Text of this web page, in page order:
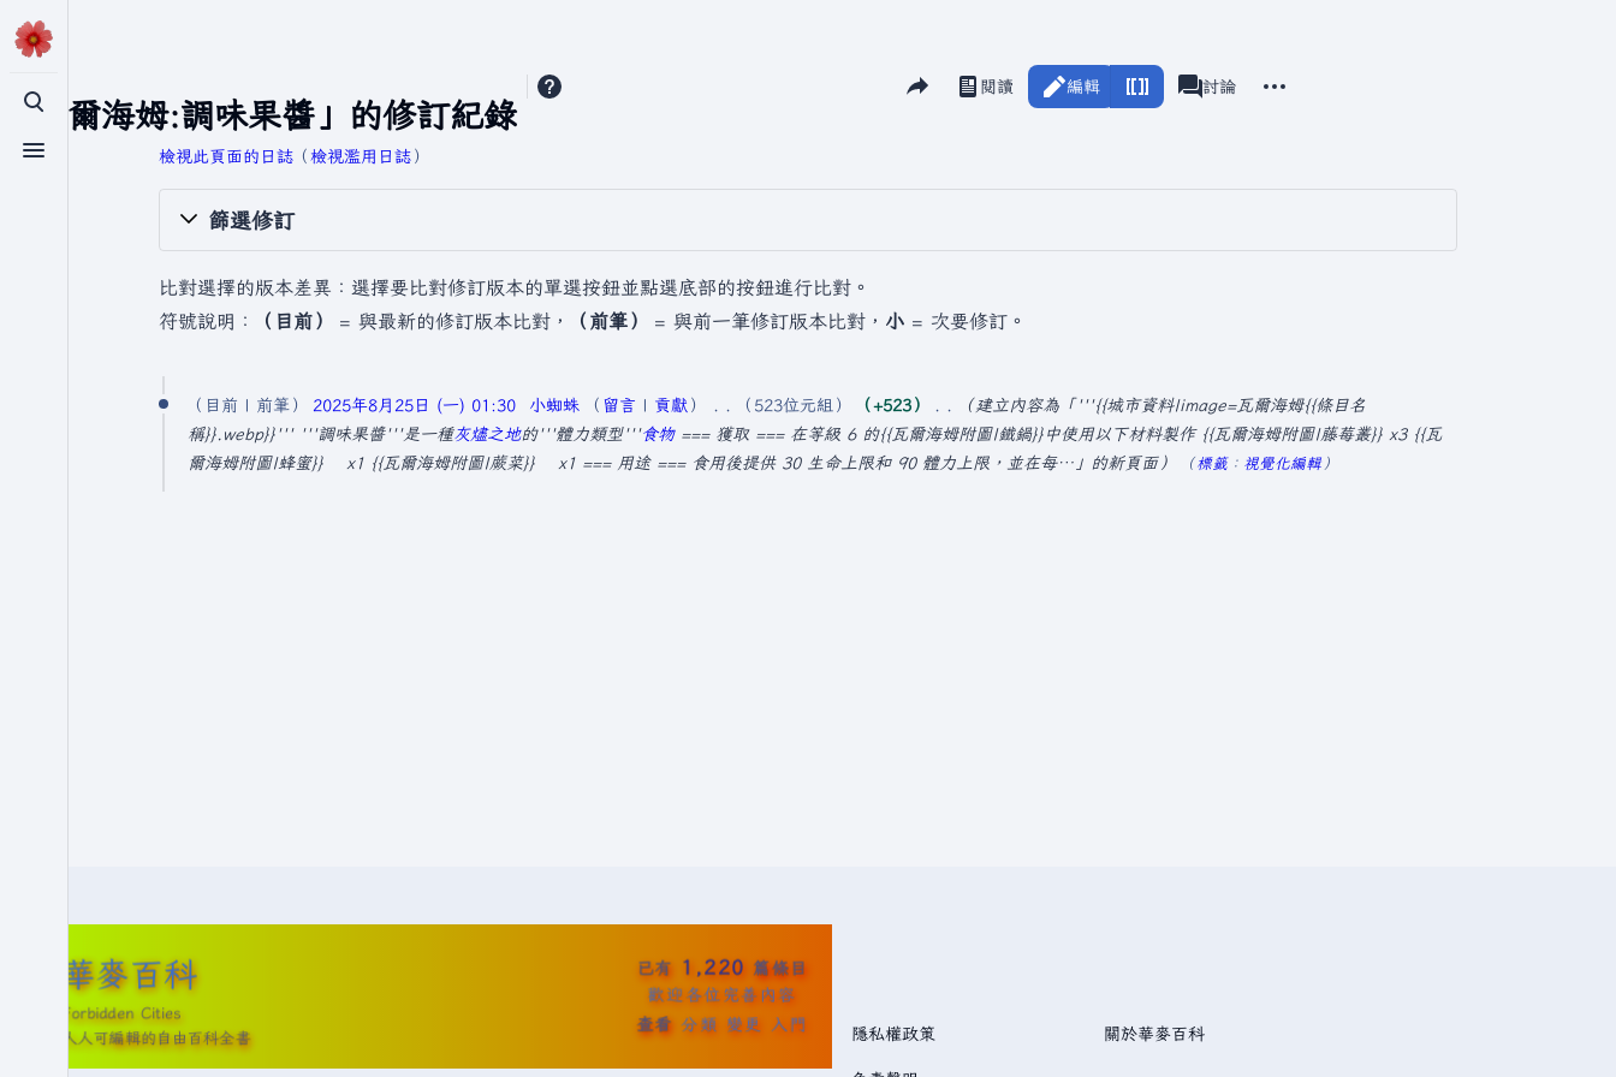
切換搜尋
切換選單
「瓦爾海姆:調味果醬」的修訂紀錄
分享此頁面
視圖閱讀 編輯
檢視歷史 associated-pages
瓦爾海姆
討論
檢視此頁面的日誌 ​（檢視濫用日誌）
篩選修訂
比對選擇的版本差異：選擇要比對修訂版本的單選按鈕並點選底部的按鈕進行比對。
符號說明：
（目前） = 與最新的修訂版本比對， （前筆） = 與前一筆修訂版本比對， 小 = 次要修訂。
2
5
目前 前筆 2025年8月25日 (一) 01:30 小蜘蛛 留言 貢獻 523位元組 +523
建立內容為「'''{{城市資料|image=瓦爾海姆{{條目名
稱}}.webp}}''' '''調味果醬'''是一種灰燼之地的'''體力類型'''食物=== 獲取 === 在等級 6 的{{瓦爾海姆附圖|鐵鍋}}中使用以下材料製作 {{瓦爾海姆附圖|藤莓叢}} x3 {{瓦
爾海姆附圖|蜂蜜}} x1 {{瓦爾海姆附圖|蕨菜}} x1 === 用途 === 食用後提供 30 生命上限和 90 體力上限，並在每…」的新頁面
標籤： 視覺化編輯
華麥百科
Forbidden Cities
人人可編輯的自由百科全書
已有 1,220 篇條目
歡迎各位完善內容
查看 分類 變更 入門 隱私權政策 關於華麥百科